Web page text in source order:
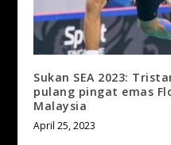
Sukan SEA 2023:
pulang pingat emas
Malaysia
April 25, 2023